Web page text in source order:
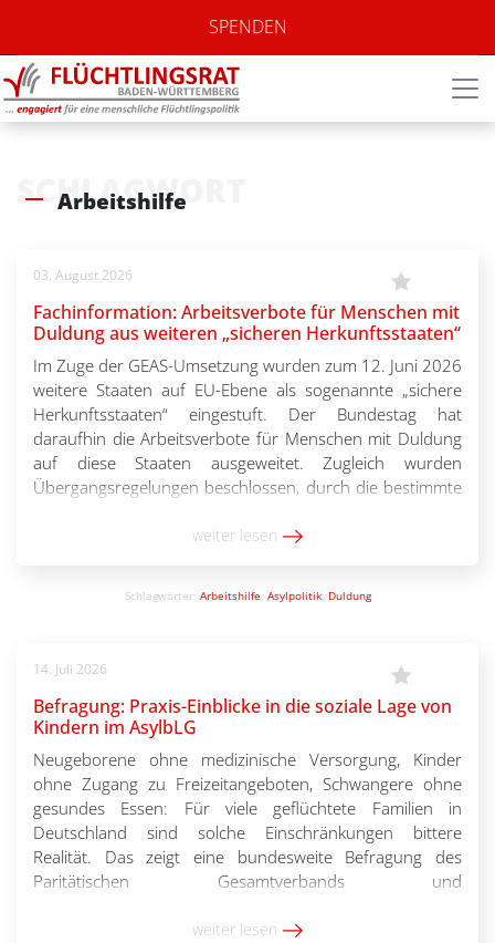
SPENDEN
SCHLAGWORT
Arbeitshilfe
03. August 2026
Fachinformation: Arbeitsverbote für Menschen mit
Duldung aus weiteren „sicheren Herkunftsstaaten“
Im Zuge der GEAS-Umsetzung wurden zum 12. Juni 2026
weitere Staaten auf EU-Ebene als sogenannte „sichere
Herkunftsstaaten“ eingestuft. Der Bundestag hat
daraufhin die Arbeitsverbote für Menschen mit Duldung
auf diese Staaten ausgeweitet. Zugleich wurden
Übergangsregelungen beschlossen, durch die bestimmte
die Änderungen kurzfristig und in verschiedenen
weiter lesen
Schlagwörter: Arbeitshilfe, Asylpolitik, Duldung
14. Juli 2026
Befragung: Praxis-Einblicke in die soziale Lage von
Kindern im AsylbLG
Neugeborene ohne medizinische Versorgung, Kinder
ohne Zugang zu Freizeitangeboten, Schwangere ohne
gesundes Essen: Für viele geflüchtete Familien in
Deutschland sind solche Einschränkungen bittere
Realität. Das zeigt eine bundesweite Befragung des
Paritätischen Gesamtverbands und
Children unter Mitarbeitenden von Beratungsstellen, Kitas
weiter lesen